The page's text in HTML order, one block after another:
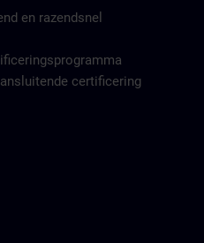
en razendsnel
certificering